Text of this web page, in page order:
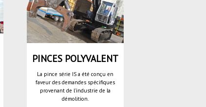
PINCES POLYVALENT
La pince série IS a été conçu en
faveur des demandes spécifiques
provenant de l'industrie de la
démolition.